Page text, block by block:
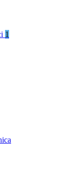
1